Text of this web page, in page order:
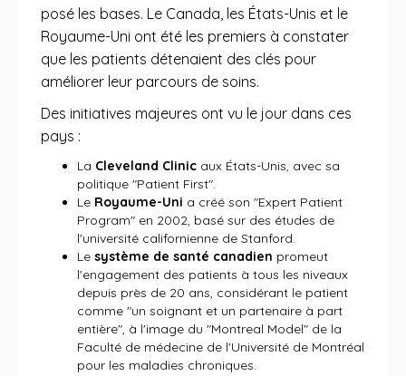
posé les bases. Le Canada, les États-Unis et le
Royaume-Uni ont été les premiers à constater
que les patients détenaient des clés pour
améliorer leur parcours de soins.
Des initiatives majeures ont vu le jour dans ces
pays :
La Cleveland Clinic aux États-Unis, avec sa
politique "Patient First".
Le Royaume-Uni a créé son "Expert Patient
Program" en 2002, basé sur des études de
l'université californienne de Stanford.
Le système de santé canadien promeut
l'engagement des patients à tous les niveaux
depuis près de 20 ans, considérant le patient
comme "un soignant et un partenaire à part
entière", à l'image du "Montreal Model" de la
Faculté de médecine de l'Université de Montréal
pour les maladies chroniques.